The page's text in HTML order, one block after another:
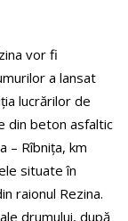
vor fi
a lansat
lucrărilor de
din beton asfaltic
– Rîbnița, km
situate în
raionul Rezina.
drumului, după